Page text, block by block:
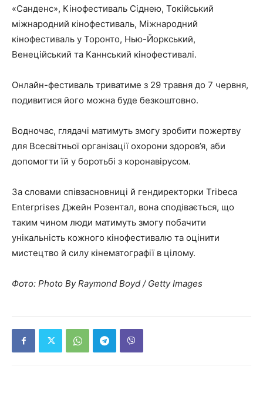
«Санденс», Кінофестиваль Сіднею, Токійський
міжнародний кінофестиваль, Міжнародний
кінофестиваль у Торонто, Нью-Йоркський,
Венеційський та Каннський кінофестивалі.
Онлайн-фестиваль триватиме з 29 травня до 7 червня,
подивитися його можна буде безкоштовно.
Водночас, глядачі матимуть змогу зробити пожертву
для Всесвітньої організації охорони здоров’я, аби
допомогти їй у боротьбі з коронавірусом.
За словами співзасновниці й гендиректорки Tribeca
Enterprises Джейн Розентал, вона сподівається, що
таким чином люди матимуть змогу побачити
унікальність кожного кінофестивалю та оцінити
мистецтво й силу кінематографії в цілому.
Фото: Photo By Raymond Boyd / Getty Images